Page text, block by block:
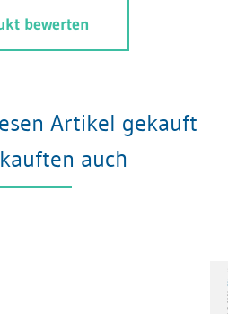
bewerten
Artikel gekauft
auch